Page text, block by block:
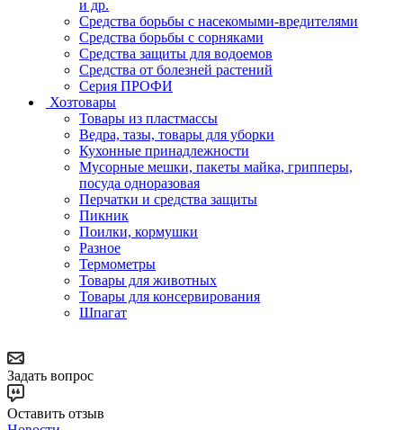
и др.
Средства борьбы с насекомыми-вредителями
Средства борьбы с сорняками
Средства защиты для водоемов
Средства от болезней растений
Серия ПРОФИ
Хозтовары
Товары из пластмассы
Ведра, тазы, товары для уборки
Кухонные принадлежности
Мусорные мешки, пакеты майка, грипперы,
посуда одноразовая
Перчатки и средства защиты
Пикник
Поилки, кормушки
Разное
Термометры
Товары для животных
Товары для консервирования
Шпагат
Задать вопрос
Оставить отзыв